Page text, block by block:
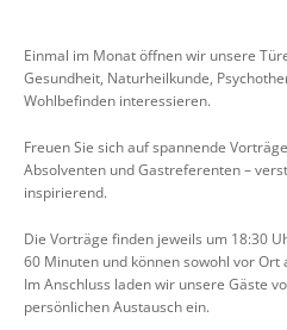
Einmal im Monat öffnen wir unsere
Gesundheit, Naturheilkunde,
Wohlbefinden interessieren.
Freuen Sie sich auf spannende
Absolventen und Gastreferenten –
inspirierend.
Die Vorträge finden jeweils um 18:30
60 Minuten und können sowohl vor
Im Anschluss laden wir unsere Gäste
persönlichen Austausch ein.